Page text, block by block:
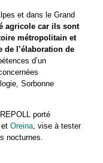
et dans le Grand
agricole car ils sont
métropolitain et
de l’élaboration de
d’un
Sorbonne
porté
Oreina, vise à tester
nocturnes.